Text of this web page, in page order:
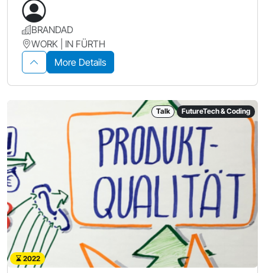
BRANDAD
WORK | IN FÜRTH
More Details
Talk FutureTech & Coding
2022